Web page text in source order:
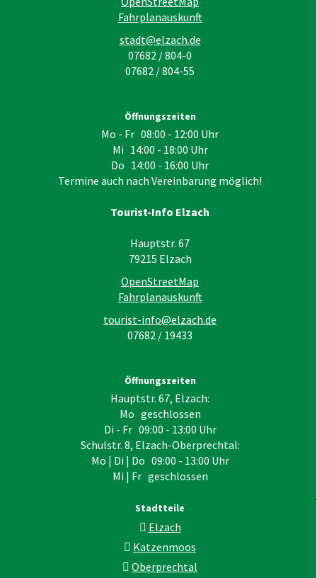
Fahrplanauskunft
stadt@elzach.de
07682 / 804-0
07682 / 804-55
Öffnungszeiten
Mo - Fr 08:00 - 12:00 Uhr
Mi 14:00 - 18:00 Uhr
Do 14:00 - 16:00 Uhr
Termine auch nach Vereinbarung möglich!
Tourist-Info Elzach
Hauptstr. 67
79215 Elzach
OpenStreetMap
Fahrplanauskunft
tourist-info@elzach.de
07682 / 19433
Öffnungszeiten
Hauptstr. 67, Elzach:
Mo geschlossen
Di - Fr 09:00 - 13:00 Uhr
Schulstr. 8, Elzach-Oberprechtal:
Mo | Di | Do 09:00 - 13:00 Uhr
Mi | Fr geschlossen
Stadtteile
Elzach
Katzenmoos
Oberprechtal